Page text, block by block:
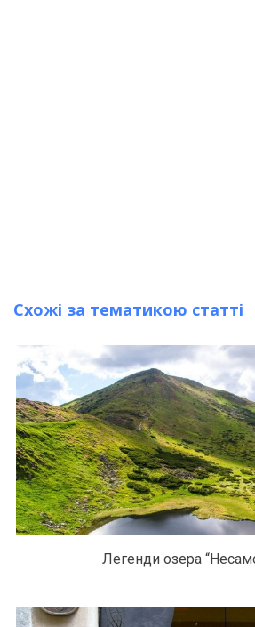
Схожі за тематикою статті
Легенди озера